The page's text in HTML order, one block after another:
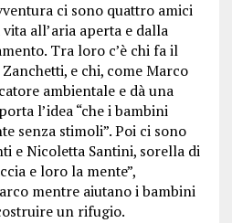
ci sono quattro amici
all’aria aperta e dalla
Tra loro c’è chi fa il
e chi, come Marco
ambientale e dà una
l’idea “che i bambini
senza stimoli”. Poi ci sono
e Nicoletta Santini, sorella di
e loro la mente”,
mentre aiutano i bambini
un rifugio.